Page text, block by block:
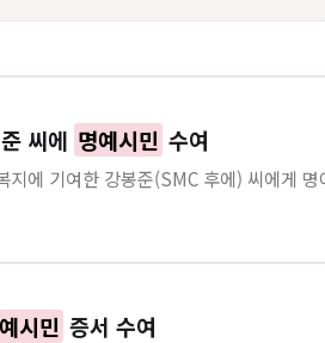
씨에 명예시민 수여
지에 기여한 강봉준(SMC 후에) 씨에게
시민 증서 수여